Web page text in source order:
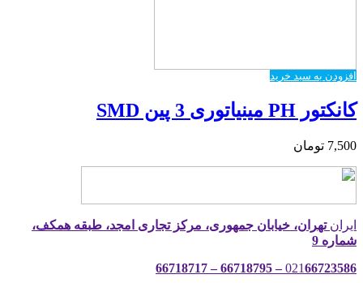
افزودن به سبد خرید
کانکتور PH مینیاتوری 3 پین SMD
7,500 تومان
ایرانتهران، خیابان جمهوری، مرکز تجاری امجد، طبقه همکف،
شماره 9
02166723586 – 66718795 – 66718717